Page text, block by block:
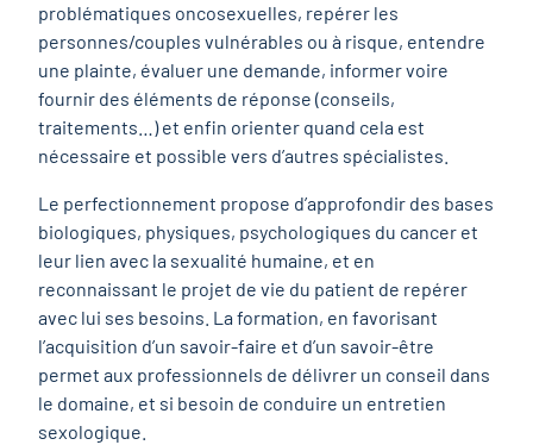
problématiques oncosexuelles, repérer les
personnes/couples vulnérables ou à risque, entendre
une plainte, évaluer une demande, informer voire
fournir des éléments de réponse (conseils,
traitements…) et enfin orienter quand cela est
nécessaire et possible vers d’autres spécialistes.
Le perfectionnement propose d’approfondir des bases
biologiques, physiques, psychologiques du cancer et
leur lien avec la sexualité humaine, et en
reconnaissant le projet de vie du patient de repérer
avec lui ses besoins. La formation, en favorisant
l’acquisition d’un savoir-faire et d’un savoir-être
permet aux professionnels de délivrer un conseil dans
le domaine, et si besoin de conduire un entretien
sexologique.